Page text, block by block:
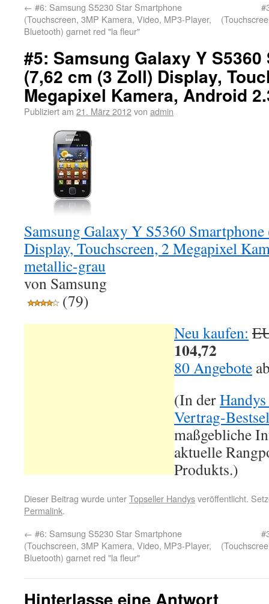
← #6: Samsung S5230 Star Smartphone
(Touchscreen, 3MP Kamera, Video, MP3-Player,
Bluetooth) garnet red "la fleur"
#5: Samsung Galaxy Y
(7,62 cm (3 Zoll) Display,
Megapixel Kamera, Android
Publiziert am 21. März 2012von admin
Samsung Galaxy Y S5360
Display, Touchscreen, 2 Megapixel
metallic-grau
von Samsung
(79)
Neu kaufen:
104,72
80 Angebote
(In der
Vertrag-
maßgebliche
aktuelle
Produkts.)
Dieser Beitrag wurde unterTopseller Handysveröffentlicht.
Permalink.
← #6: Samsung S5230 Star Smartphone
(Touchscreen, 3MP Kamera, Video, MP3-Player,
Bluetooth) garnet red "la fleur"
Hinterlasse eine Antwort